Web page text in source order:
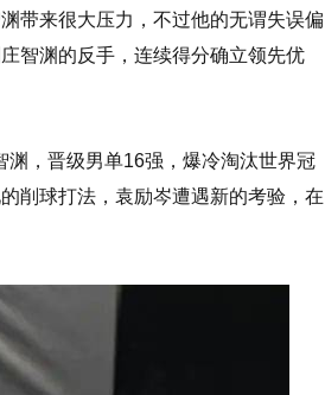
带来很大压力，不过他的无谓失误偏
智渊的反手，连续得分确立领先优
，晋级男单16强，爆冷淘汰世界冠
削球打法，袁励岑遭遇新的考验，在